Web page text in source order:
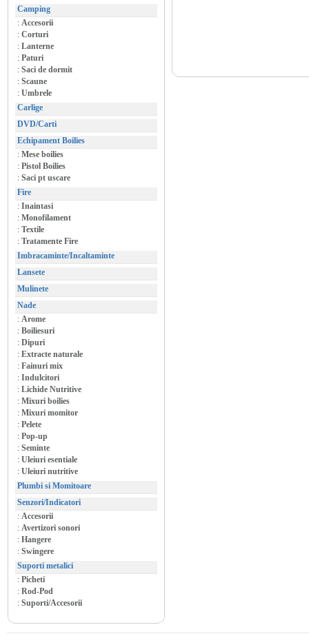
Camping
: Accesorii
: Corturi
: Lanterne
: Paturi
: Saci de dormit
: Scaune
: Umbrele
Carlige
DVD/Carti
Echipament Boilies
: Mese boilies
: Pistol Boilies
: Saci pt uscare
Fire
: Inaintasi
: Monofilament
: Textile
: Tratamente Fire
Imbracaminte/Incaltaminte
Lansete
Mulinete
Nade
: Arome
: Boiliesuri
: Dipuri
: Extracte naturale
: Fainuri mix
: Indulcitori
: Lichide Nutritive
: Mixuri boilies
: Mixuri momitor
: Pelete
: Pop-up
: Seminte
: Uleiuri esentiale
: Uleiuri nutritive
Plumbi si Momitoare
Senzori/Indicatori
: Accesorii
: Avertizori sonori
: Hangere
: Swingere
Suporti metalici
: Picheti
: Rod-Pod
: Suporti/Accesorii